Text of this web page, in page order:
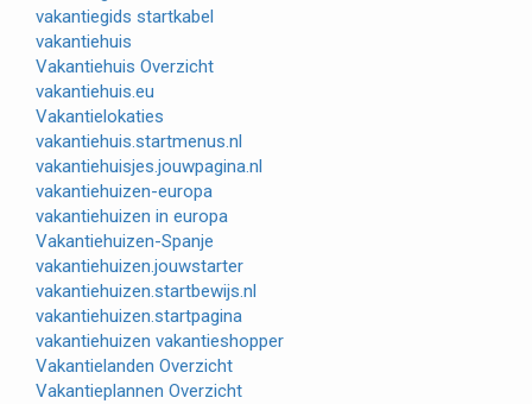
vakantiegids startkabel
vakantiehuis
Vakantiehuis Overzicht
vakantiehuis.eu
Vakantielokaties
vakantiehuis.startmenus.nl
vakantiehuisjes.jouwpagina.nl
vakantiehuizen-europa
vakantiehuizen in europa
Vakantiehuizen-Spanje
vakantiehuizen.jouwstarter
vakantiehuizen.startbewijs.nl
vakantiehuizen.startpagina
vakantiehuizen vakantieshopper
Vakantielanden Overzicht
Vakantieplannen Overzicht